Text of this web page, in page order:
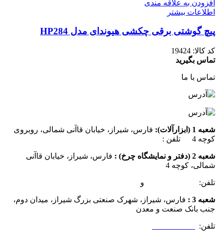
افزودن به علاقه مندی
اطلاعات بیشتر
پیچ گوشتی برقی چکشی هیوندای مدل HP284
کد کالا: 19424
تماس بگیرید
تماس با ما
شعبه 1 (ابزارآلات):
فارس، شیراز، خیابان قاآنی شمالی، روبروی
کوچه 4 تلفن :
شعبه 2 (دفتر و نمایشگاه چرخ) :
فارس، شیراز، خیابان قاآنی
شمالی، کوچه 4
تلفن: و
شعبه 3 :
فارس، شیراز، شهرک صنعتی بزرگ شیراز، میدان دوم،
جنب بانک صنعت و معدن
تلفن: